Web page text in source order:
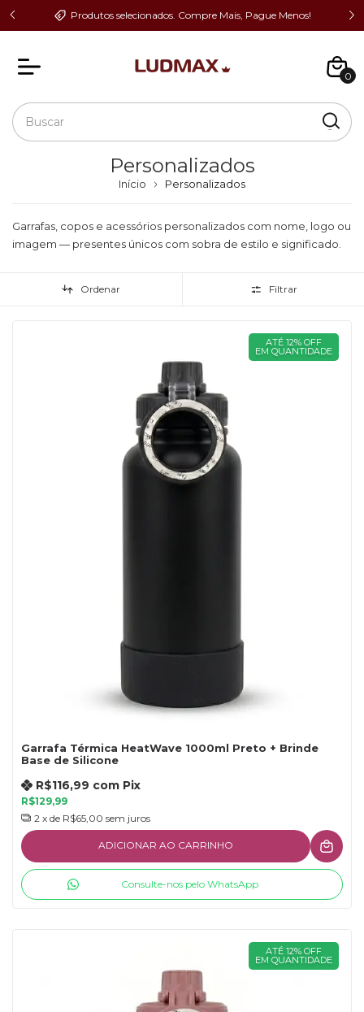
Produtos selecionados. Compre Mais, Pague Menos!
0
Personalizados
Início Personalizados
Garrafas, copos e acessórios personalizados com nome, logo ou
imagem — presentes únicos com sobra de estilo e significado.
Ordenar Filtrar
ATÉ 12% OFF
EM QUANTIDADE
Garrafa Térmica HeatWave 1000ml Preto + Brinde
Base de Silicone
R$129,99
R$116,99 com Pix
2 x de R$65,00 sem juros
ADICIONAR AO CARRINHO
Consulte-nos pelo WhatsApp
ATÉ 12% OFF
EM QUANTIDADE